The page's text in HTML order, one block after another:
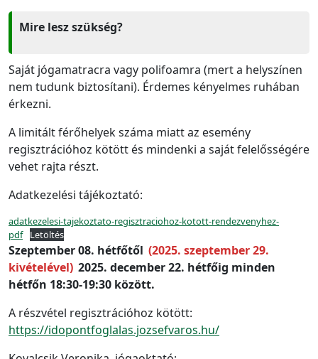
Mire lesz szükség?
Saját jógamatracra vagy polifoamra (mert a helyszínen
nem tudunk biztosítani). Érdemes kényelmes ruhában
érkezni.
A limitált férőhelyek száma miatt az esemény
regisztrációhoz kötött és mindenki a saját felelősségére
vehet rajta részt.
Adatkezelési tájékoztató:
adatkezelesi-tajekoztato-regisztraciohoz-kotott-rendezvenyhez-
pdf
Letöltés
Szeptember 08. hétfőtől (2025. szeptember 29.
kivételével) 2025. december 22. hétfőig minden
hétfőn 18:30-19:30 között.
A részvétel regisztrációhoz kötött:
https://idopontfoglalas.jozsefvaros.hu/